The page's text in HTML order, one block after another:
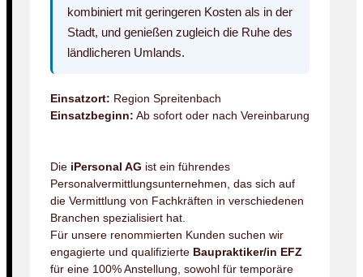
kombiniert mit geringeren Kosten als in der
Stadt, und genießen zugleich die Ruhe des
ländlicheren Umlands.
Einsatzort: Region Spreitenbach
Einsatzbeginn: Ab sofort oder nach Vereinbarung
Die iPersonal AG ist ein führendes
Personalvermittlungsunternehmen, das sich auf
die Vermittlung von Fachkräften in verschiedenen
Branchen spezialisiert hat.
Für unsere renommierten Kunden suchen wir
engagierte und qualifizierte Baupraktiker/in EFZ
für eine 100% Anstellung, sowohl für temporäre